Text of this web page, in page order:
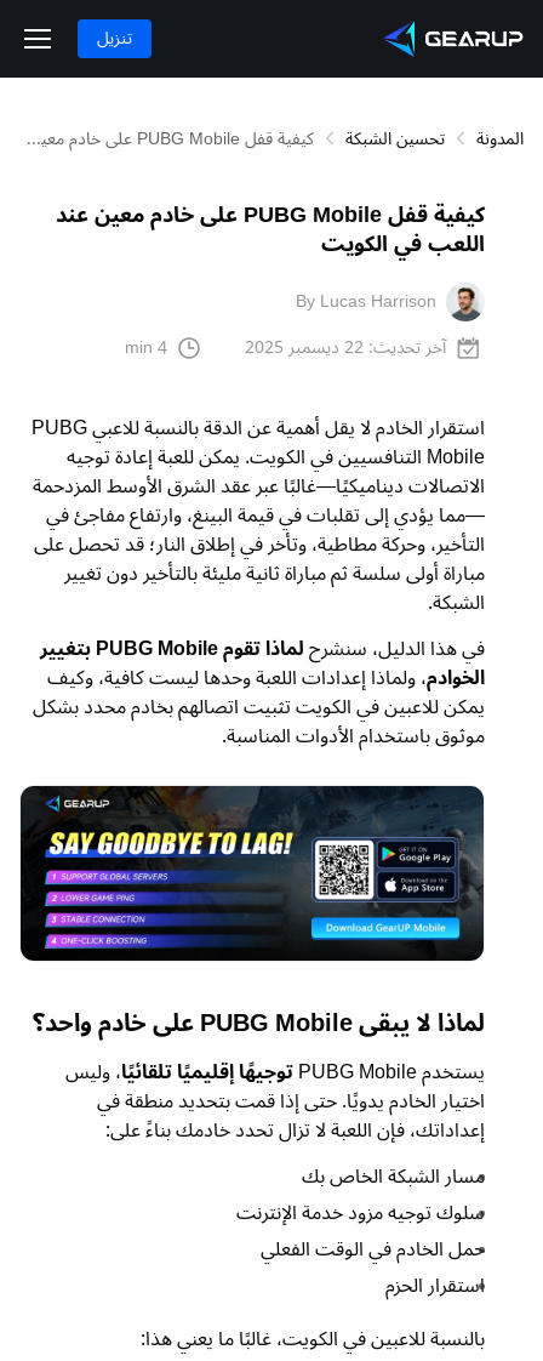
تنزيل
المدونة تحسين الشبكة كيفية قفل PUBG Mobile على خادم معين عند اللعب في الكويت
كيفية قفل PUBG Mobile على خادم معين عند
اللعب في الكويت
By Lucas Harrison
آخر تحديث:22 ديسمبر 2025 4 min
استقرار الخادم لا يقل أهمية عن الدقة بالنسبة للاعبي PUBG
Mobile التنافسيين في الكويت. يمكن للعبة إعادة توجيه
الاتصالات ديناميكيًا—غالبًا عبر عقد الشرق الأوسط المزدحمة
—مما يؤدي إلى تقلبات في قيمة البينغ، وارتفاع مفاجئ في
التأخير، وحركة مطاطية، وتأخر في إطلاق النار؛ قد تحصل على
مباراة أولى سلسة ثم مباراة ثانية مليئة بالتأخير دون تغيير
الشبكة.
في هذا الدليل، سنشرح
لماذا تقوم PUBG Mobile بتغيير
الخوادم، ولماذا إعدادات اللعبة وحدها ليست كافية، وكيف
يمكن للاعبين في الكويت تثبيت اتصالهم بخادم محدد بشكل
موثوق باستخدام الأدوات المناسبة.
لماذا لا يبقى PUBG Mobile على خادم واحد؟
يستخدم PUBG Mobile توجيهًا إقليميًا تلقائيًا، وليس
اختيار الخادم يدويًا. حتى إذا قمت بتحديد منطقة في
إعداداتك، فإن اللعبة لا تزال تحدد خادمك بناءً على:
مسار الشبكة الخاص بك
سلوك توجيه مزود خدمة الإنترنت
حمل الخادم في الوقت الفعلي
استقرار الحزم
بالنسبة للاعبين في الكويت، غالبًا ما يعني هذا: